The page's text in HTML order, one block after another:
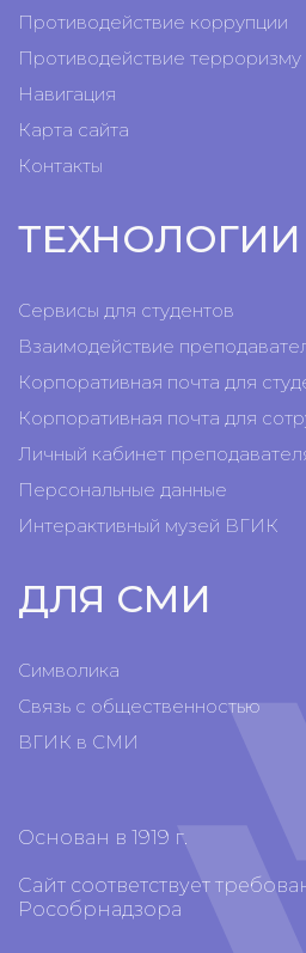
Противодействие коррупции
Противодействие терроризму
Навигация
Карта сайта
Контакты
ТЕХНОЛОГИИ
Сервисы для студентов
Взаимодействие
Корпоративная почта для
Корпоративная почта для
Личный кабинет
Персональные данные
Интерактивный музей ВГИК
ДЛЯ СМИ
Символика
Связь с общественностью
ВГИК в СМИ
Основан в 1919 г.
Сайт соответствует
Рособрнадзора